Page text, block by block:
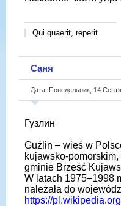
Qui quaerit, reperit
Саня
Дата: Понедельник, 14
Гузлин
Guźlin – wieś w
kujawsko-pomorskim,
gminie Brześć
W latach 1975–1998
należała do
https://